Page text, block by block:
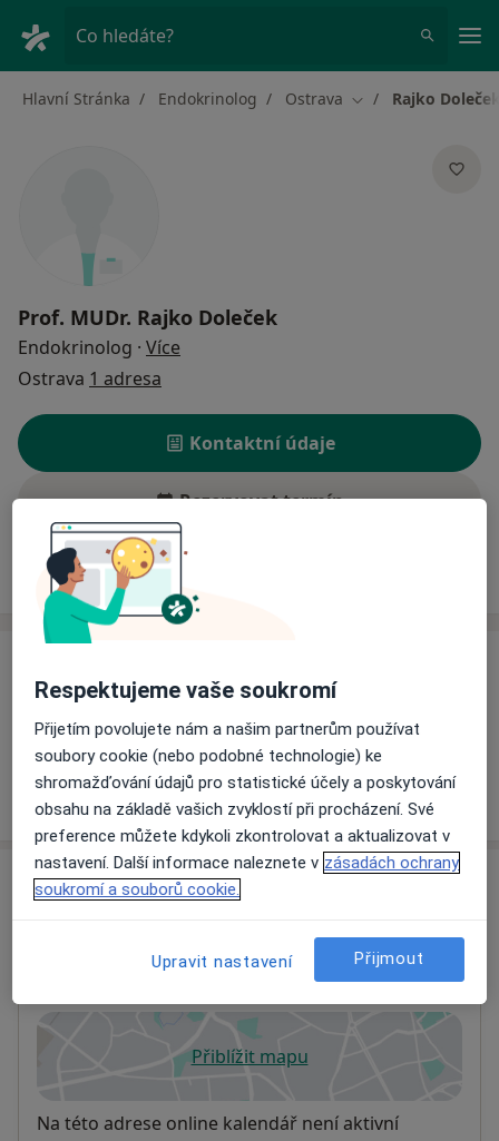
Co hledáte?
Hlavní Stránka Endokrinolog Ostrava Změna města
Rajko
Prof. MUDr. Rajko Doleček
Endokrinolog · Více
Ostrava 1 adresa
Kontaktní údaje
Rezervovat termín
Ceník
Informace o službách a cenách nejsou k dispozici
Tento specialista ještě nepřidával žádné informace o
svých službách.
Adresa
endokrinologická ambulance Fak.
nemocnice
708 52
Přiblížit mapuse otevře v nové záložce
Dostupnost
Na této adrese online kalendář není aktivní
Respektujeme vaše soukromí
Přijetím povolujete nám a našim partnerům používat
soubory cookie (nebo podobné technologie) ke
shromažďování údajů pro statistické účely a poskytování
obsahu na základě vašich zvyklostí při procházení. Své
preference můžete kdykoli zkontrolovat a aktualizovat v
nastavení. Další informace naleznete v zásadách ochrany
soukromí a souborů cookie.
Upravit nastavení Přijmout